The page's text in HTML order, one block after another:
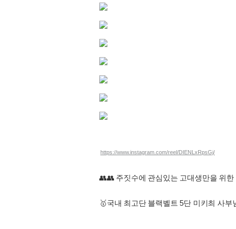
https://www.instagram.com/reel/DIENLxRpsGj/
👥️👥️ 주짓수에 관심있는 고대생만을 위
🥇국내 최고단 블랙벨트 5단 미키최 사